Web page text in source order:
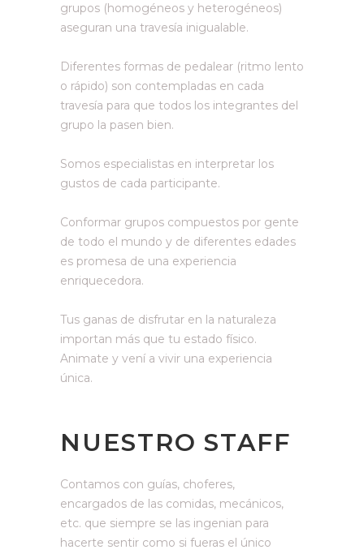
grupos (homogéneos y heterogéneos)
aseguran una travesía inigualable.
Diferentes formas de pedalear (ritmo lento
o rápido) son contempladas en cada
travesía para que todos los integrantes del
grupo la pasen bien.
Somos especialistas en interpretar los
gustos de cada participante.
Conformar grupos compuestos por gente
de todo el mundo y de diferentes edades
es promesa de una experiencia
enriquecedora.
Tus ganas de disfrutar en la naturaleza
importan más que tu estado físico.
Animate y vení a vivir una experiencia
única.
NUESTRO STAFF
Contamos con guías, choferes,
encargados de las comidas, mecánicos,
etc. que siempre se las ingenian para
hacerte sentir como si fueras el único